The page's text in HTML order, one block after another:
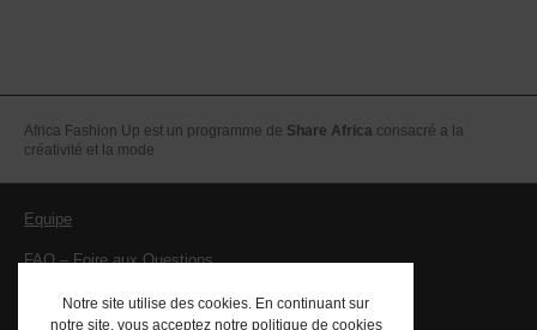
Africa Fashion Up est un programme de Share Africa consacré a la
créativité et la mode
Equipe
FAQ – Foire aux Questions
Mentions légales – CGV
Notre site utilise des cookies. En continuant sur
notre site, vous acceptez notre politique de cookies